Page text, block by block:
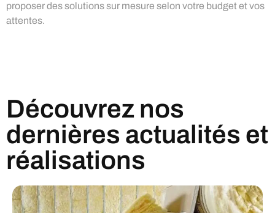
proposer des solutions sur mesure selon votre budget et vos
attentes.
Découvrez nos
dernières actualités et
réalisations